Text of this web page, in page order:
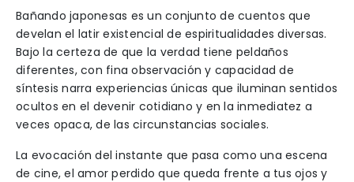
Bañando japonesas es un conjunto de cuentos que
develan el latir existencial de espiritualidades diversas.
Bajo la certeza de que la verdad tiene peldaños
diferentes, con fina observación y capacidad de
síntesis narra experiencias únicas que iluminan sentidos
ocultos en el devenir cotidiano y en la inmediatez a
veces opaca, de las circunstancias sociales.
La evocación del instante que pasa como una escena
de cine, el amor perdido que queda frente a tus ojos y